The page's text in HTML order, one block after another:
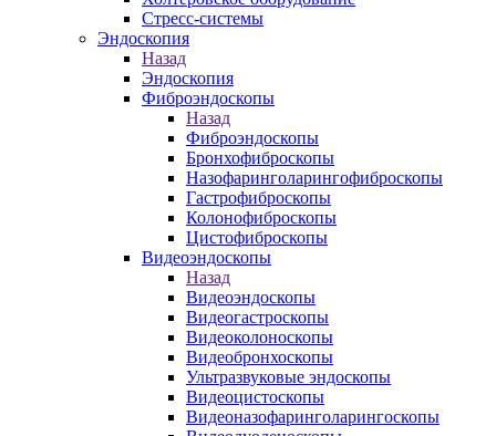
Стресс-системы
Эндоскопия
Назад
Эндоскопия
Фиброэндоскопы
Назад
Фиброэндоскопы
Бронхофиброскопы
Назофаринголарингофиброскопы
Гастрофиброскопы
Колонофиброскопы
Цистофиброскопы
Видеоэндоскопы
Назад
Видеоэндоскопы
Видеогастроскопы
Видеоколоноскопы
Видеобронхоскопы
Ультразвуковые эндоскопы
Видеоцистоскопы
Видеоназофаринголарингоскопы